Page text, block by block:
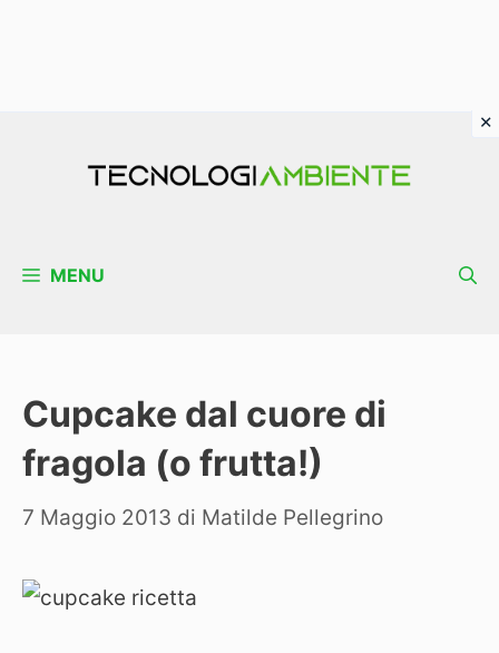
MENU
Cupcake dal cuore di
fragola (o frutta!)
7 Maggio 2013 di Matilde Pellegrino